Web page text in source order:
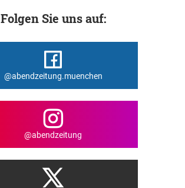
Folgen Sie uns auf:
@abendzeitung.muenchen
@abendzeitung